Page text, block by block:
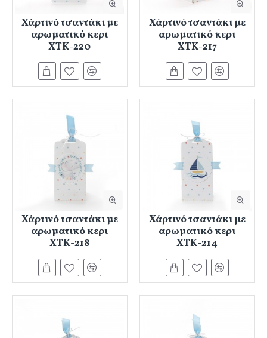
Χάρτινό τσαντάκι με
αρωματικό κερι
ΧΤΚ-220
Χάρτινό τσαντάκι με
αρωματικό κερι
ΧΤΚ-217
Χάρτινό τσαντάκι με
αρωματικό κερι
ΧΤΚ-218
Χάρτινό τσαντάκι με
αρωματικό κερι
ΧΤΚ-214